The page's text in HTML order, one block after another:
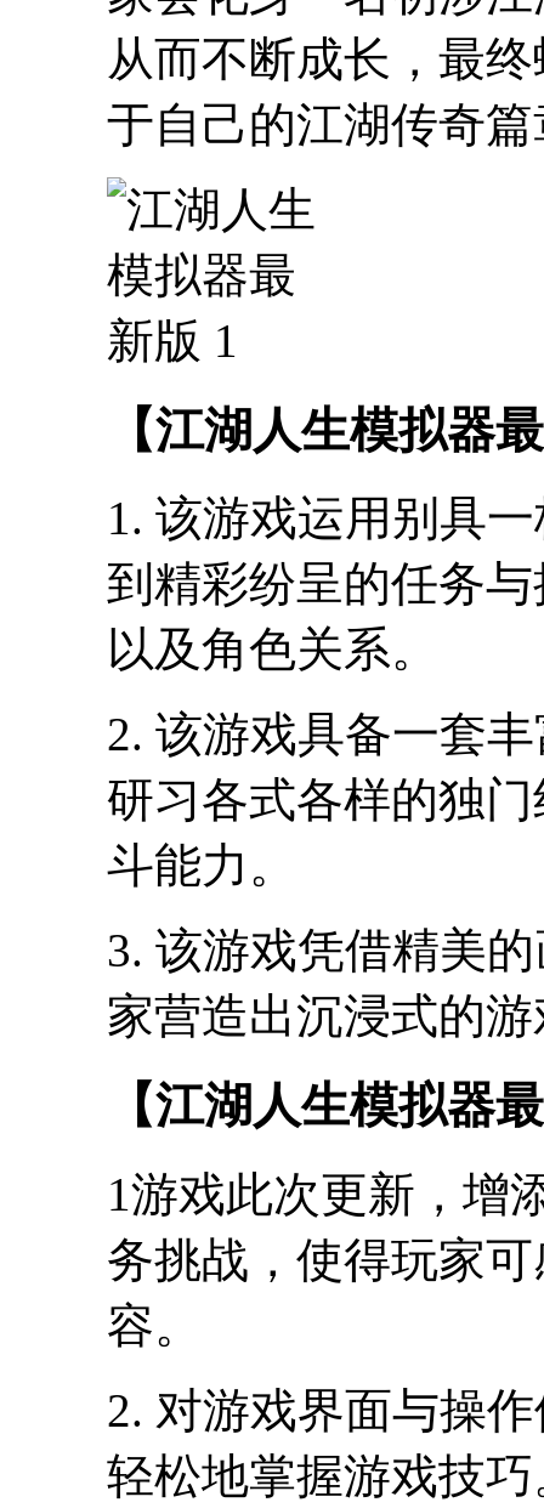
从而不断成长，最
于自己的江湖传奇
【江湖人生模拟器
1. 该游戏运用别具
到精彩纷呈的任务
以及角色关系。
2. 该游戏具备一套
研习各式各样的独
斗能力。
3. 该游戏凭借精美
家营造出沉浸式的
【江湖人生模拟器
1游戏此次更新，增
务挑战，使得玩家
容。
2. 对游戏界面与操
轻松地掌握游戏技巧